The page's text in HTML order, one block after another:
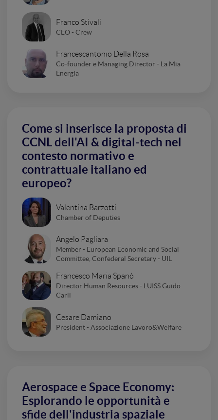
Franco Stivali
CEO - Crew
Francescantonio Della Rosa
Co-founder e Managing Director - La Mia
Energia
Come si inserisce la proposta di
CCNL dell'AI & digital-tech nel
contesto normativo e
contrattuale italiano ed
europeo?
Valentina Barzotti
Chamber of Deputies
Angelo Pagliara
Member - European Economic and Social
Committee, Confederal Secretary - UIL
Francesco Maria Spanò
Director Human Resources - LUISS Guido
Carli
Cesare Damiano
President - Associazione Lavoro&Welfare
Aerospace e Space Economy:
Esplorando le opportunità e
sfide dell'industria spaziale